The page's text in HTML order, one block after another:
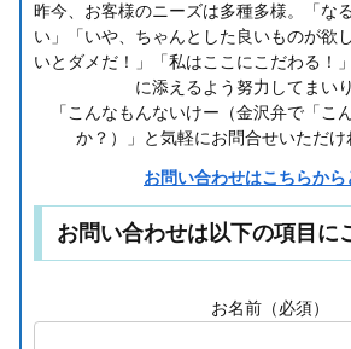
昨今、お客様のニーズは多種多様。「な
い」「いや、ちゃんとした良いものが欲
いとダメだ！」「私はここにこだわる！
に添えるよう努力してまいり
「こんなもんないけー（金沢弁で「こ
か？）」と気軽にお問合せいただけ
お問い合わせはこちらから
お問い合わせは以下の項目に
お名前（必須）